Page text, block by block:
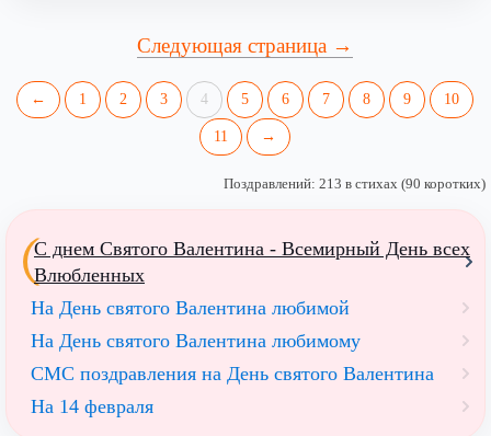
Следующая страница →
← 1 2 3 4 5 6 7 8 9 10
11 →
Поздравлений: 213 в стихах (90 коротких)
С днем Святого Валентина - Всемирный День всех
Влюбленных
На День святого Валентина любимой
На День святого Валентина любимому
СМС поздравления на День святого Валентина
На 14 февраля